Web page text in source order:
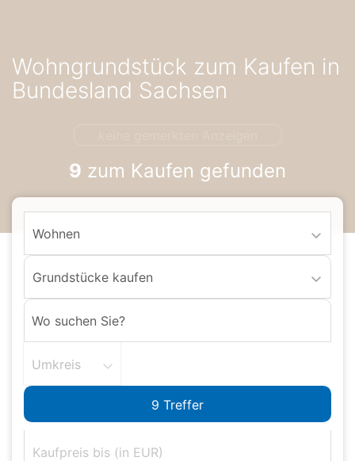
zur
Navigation
zum
Wohngrundstück zum Kaufen in
Bundesland Sachsen
9 zum Kaufen gefunden
Wohnen
Grundstücke kaufen
Umkreis